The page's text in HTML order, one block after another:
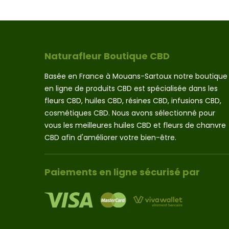
Naturafleur Boutique CBD
Basée en France à Mouans-Sartoux notre boutique
en ligne de produits CBD est spécialisée dans les
fleurs CBD, huiles CBD, résines CBD, infusions CBD,
cosmétiques CBD. Nous avons sélectionné pour
vous les meilleures huiles CBD et fleurs de chanvre
CBD afin d'améliorer votre bien-être.
Paiements en ligne sécurisé par